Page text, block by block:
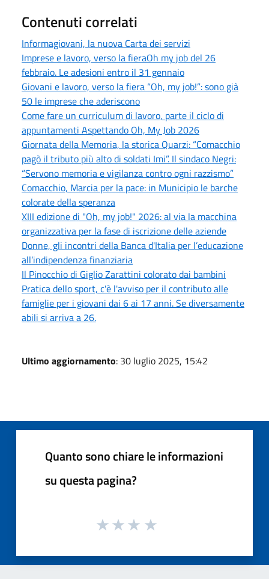
Contenuti correlati
Informagiovani, la nuova Carta dei servizi
Imprese e lavoro, verso la fieraOh my job del 26
febbraio. Le adesioni entro il 31 gennaio
Giovani e lavoro, verso la fiera “Oh, my job!”: sono già
50 le imprese che aderiscono
Come fare un curriculum di lavoro, parte il ciclo di
appuntamenti Aspettando Oh, My Job 2026
Giornata della Memoria, la storica Quarzi: “Comacchio
pagò il tributo più alto di soldati Imi”. Il sindaco Negri:
“Servono memoria e vigilanza contro ogni razzismo”
Comacchio, Marcia per la pace: in Municipio le barche
colorate della speranza
XIII edizione di "Oh, my job!" 2026: al via la macchina
organizzativa per la fase di iscrizione delle aziende
Donne, gli incontri della Banca d'Italia per l’educazione
all’indipendenza finanziaria
Il Pinocchio di Giglio Zarattini colorato dai bambini
Pratica dello sport, c'è l'avviso per il contributo alle
famiglie per i giovani dai 6 ai 17 anni. Se diversamente
abili si arriva a 26.
Ultimo aggiornamento: 30 luglio 2025, 15:42
Quanto sono chiare le informazioni
su questa pagina?